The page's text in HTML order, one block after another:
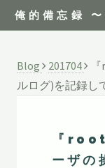
俺的備忘録
Blog 201704
ルログ)を記録し
『
ーザの